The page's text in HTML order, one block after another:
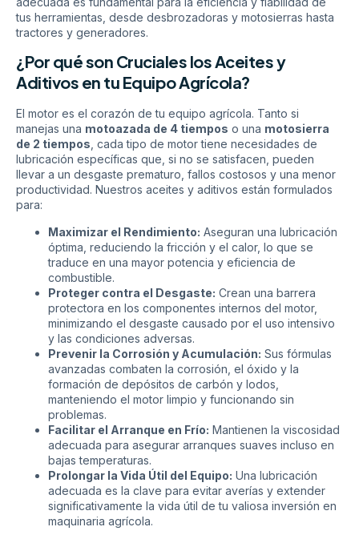
tus herramientas, desde desbrozadoras y motosierras hasta
tractores y generadores.
¿Por qué son Cruciales los Aceites y
Aditivos en tu Equipo Agrícola?
El motor es el corazón de tu equipo agrícola. Tanto si
manejas una motoazada de 4 tiempos o una motosierra
de 2 tiempos , cada tipo de motor tiene necesidades de
lubricación específicas que, si no se satisfacen, pueden
llevar a un desgaste prematuro, fallos costosos y una menor
productividad. Nuestros aceites y aditivos están formulados
para:
Maximizar el Rendimiento: Aseguran una lubricación
óptima, reduciendo la fricción y el calor, lo que se
traduce en una mayor potencia y eficiencia de
combustible.
Proteger contra el Desgaste: Crean una barrera
protectora en los componentes internos del motor,
minimizando el desgaste causado por el uso intensivo
y las condiciones adversas.
Prevenir la Corrosión y Acumulación: Sus fórmulas
avanzadas combaten la corrosión, el óxido y la
formación de depósitos de carbón y lodos,
manteniendo el motor limpio y funcionando sin
problemas.
Facilitar el Arranque en Frío: Mantienen la viscosidad
adecuada para asegurar arranques suaves incluso en
bajas temperaturas.
Prolongar la Vida Útil del Equipo: Una lubricación
adecuada es la clave para evitar averías y extender
significativamente la vida útil de tu valiosa inversión en
maquinaria agrícola.